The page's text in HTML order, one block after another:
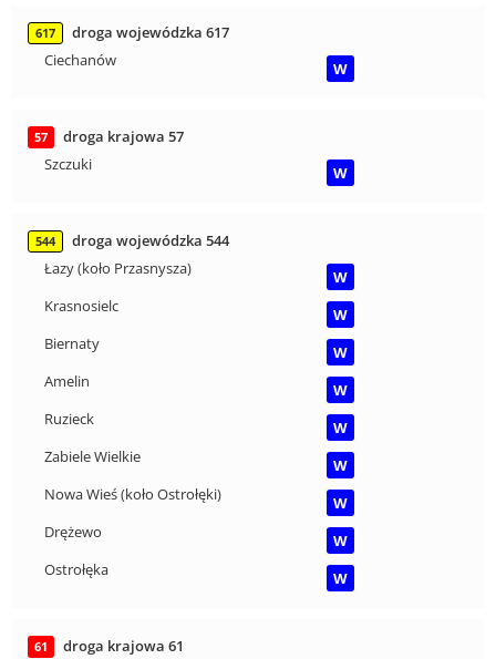
617
droga wojewódzka 617
Ciechanów
W
57
droga krajowa 57
Szczuki
W
544
droga wojewódzka 544
Łazy (koło Przasnysza)
W
Krasnosielc
W
Biernaty
W
Amelin
W
Ruzieck
W
Zabiele Wielkie
W
Nowa Wieś (koło Ostrołęki)
W
Drężewo
W
Ostrołęka
W
61 droga krajowa 61